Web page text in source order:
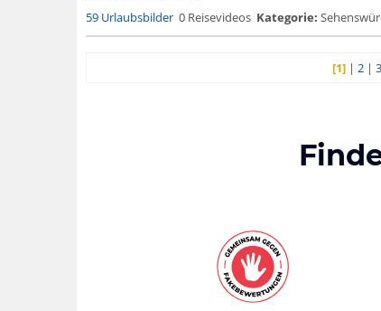
59 Urlaubsbilder 0 Reisevideos Kategorie:
[1]| 2| 3